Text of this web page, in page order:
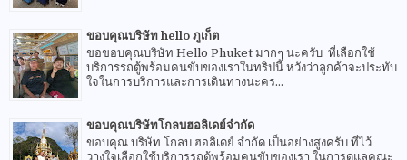
ขอบคุณบริษัท hello ภูเก็ต
ขอขอบคุณบริษัท Hello Phuket มากๆ นะครับ ที่เลือกใช้
บริการรถตู้พร้อมคนขับของเราในทริปนี้ หวังว่าลูกค้าจะประทับ
ใจในการบริการและการเดินทางนะคร...
ขอบคุณบริษัทโกลบฮอลิเดย์จำกัด
ขอบคุณ บริษัท โกลบ ฮอลิเดย์ จำกัด เป็นอย่างสูงครับ ที่ไว้
วางใจเลือกใช้บริการรถตู้พร้อมคนขับของเรา ในการดูแลคณะ